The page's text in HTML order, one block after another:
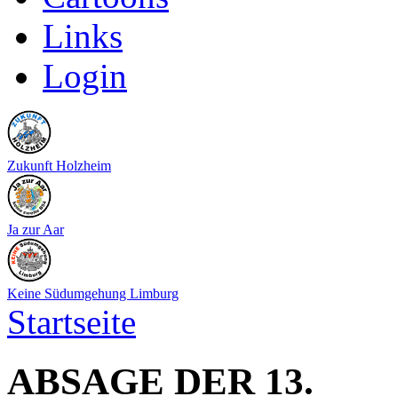
Links
Login
Zukunft Holzheim
Ja zur Aar
Keine Südumgehung Limburg
Startseite
ABSAGE DER 13.